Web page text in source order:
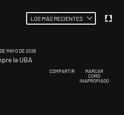
LOS MÁS RECIENTES
MAYO DE 2026
la UBA
COMPARTIR
MARCAR
COMO
INAPROPIADO